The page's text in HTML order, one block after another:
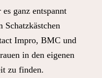
ganz entspannt
Schatzkästchen
Impro, BMC und
in den eigenen
zu finden.